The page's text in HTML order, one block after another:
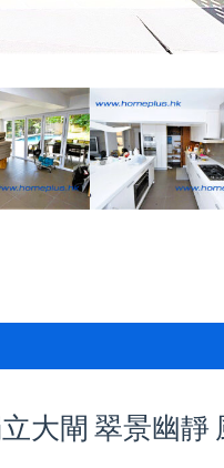
大閘 翠景幽靜